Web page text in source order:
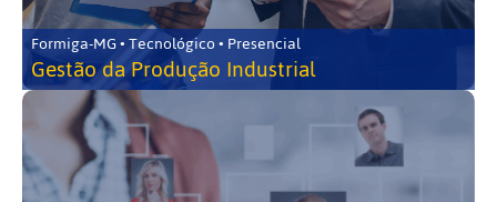
Formiga-MG • Tecnológico • Presencial
Gestão da Produção Industrial